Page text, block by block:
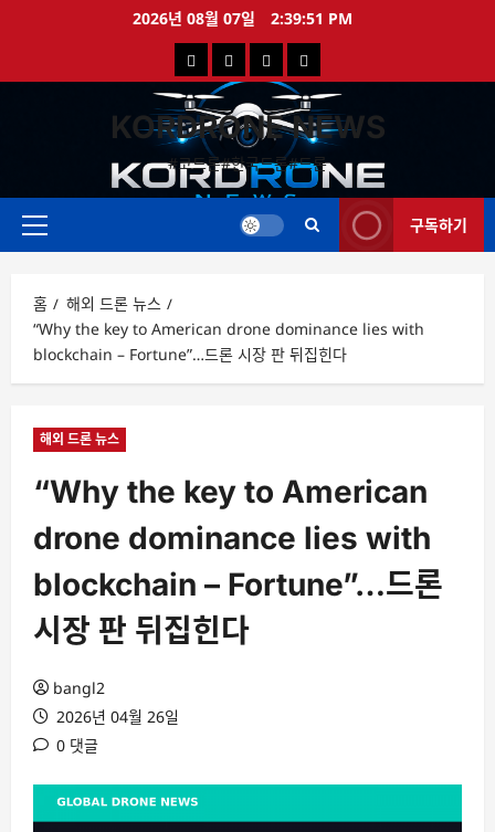
로
2026년 08월 07일 2:39:51 PM
국
내
드
론
뉴
해
외
드
론
뉴
드
영
상
드
론
특
가
KORDRONE NEWS
#코드론#한국드론#드론
주
구독하기
홈
해외 드론 뉴스
“Why the key to American drone dominance lies with
blockchain – Fortune”…드론 시장 판 뒤집힌다
해외 드론 뉴스
“Why the key to American
drone dominance lies with
blockchain – Fortune”…드론
시장 판 뒤집힌다
bangl2
2026년 04월 26일
0 댓글